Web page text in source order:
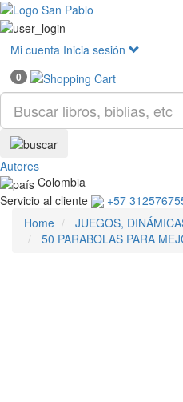
Mi cuenta Inicia sesión
0
Autores
Colombia
Servicio al cliente
+57
Home
JUEGOS,
50 PARABOLAS PARA